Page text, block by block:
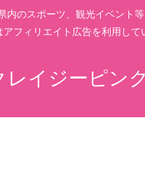
のスポーツ、観光イベント
フィリエイト広告を利用して
イジーピン